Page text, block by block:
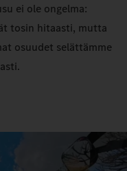
ei ole ongelma:
tosin hitaasti, mutta
osuudet selättämme